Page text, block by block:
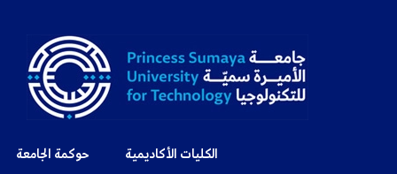
الكليات الأكاديمية حوكمة الجامعة